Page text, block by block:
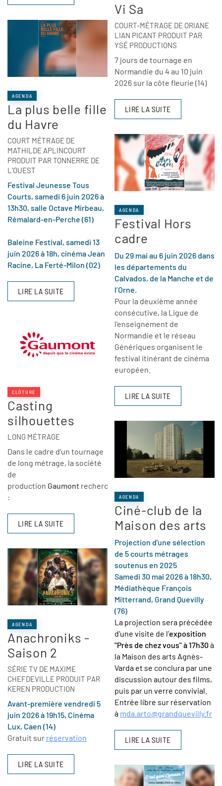
AGENDA
La plus belle fille
du Havre
COURT MÉTRAGE DE
MATHILDE APLINCOURT
PRODUIT PAR TONNERRE DE
L’OUEST
Festival Jeunesse Tous
Courts, samedi 6 juin 2026 à
13h30, salle Octave Mirbeau,
Rémalard-en-Perche (61)
Baleine Festival, samedi 13
juin 2026 à 18h, cinéma Jean
Racine, La Ferté-Milon (02)
LIRE LA SUITE
CLÔTURÉ
Casting
silhouettes
LONG MÉTRAGE
Dans le cadre d'un tournage
de long métrage, la société
de
production Gaumont recherche
:
LIRE LA SUITE
AGENDA
Anachroniks -
Saison 2
SÉRIE TV DE MAXIME
CHEFDEVILLE PRODUIT PAR
KEREN PRODUCTION
Avant-première vendredi 5
juin 2026 à 19h15, Cinéma
Lux, Caen (14)
Gratuit sur réservation
LIRE LA SUITE
Vi Sa
COURT-MÉTRAGE DE ORIANE
LIAN PICANT PRODUIT PAR
YSÉ PRODUCTIONS
7 jours de tournage en
Normandie du 4 au 10 juin
2026 sur la côte fleurie (14)
LIRE LA SUITE
AGENDA
Festival Hors
cadre
Du 29 mai au 6 juin 2026 dans
les départements du
Calvados, de la Manche et de
l’Orne.
Pour la deuxième année
consécutive, la Ligue de
l’enseignement de
Normandie et le réseau
Génériques organisent le
festival itinérant de cinéma
européen.
LIRE LA SUITE
AGENDA
Ciné-club de la
Maison des arts
Projection d'une sélection
de 5 courts métrages
soutenus en 2025
Samedi 30 mai 2026 à 18h30,
Médiathèque François
Mitterrand, Grand Quevilly
(76)
La projection sera précédée
d’une visite de l’exposition
"Près de chez vous" à 17h30 à
la Maison des arts Agnès-
Varda et se conclura par une
discussion autour des films,
puis par un verre convivial.
Entrée libre sur réservation
à mda.arto@grandquevilly.fr
LIRE LA SUITE